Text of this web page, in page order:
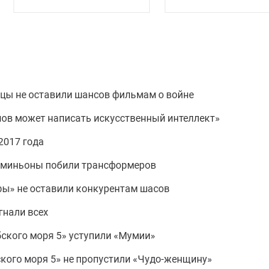
не оставили шансов фильмам о войне
может написать искусственный интеллект»
года
миньоны побили трансформеров
не оставили конкурентам шасов
всех
моря 5» уступили «Мумии»
моря 5» не пропустили «Чудо-женщину»